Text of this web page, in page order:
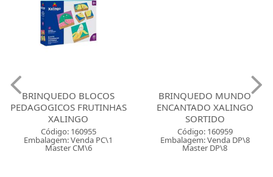
BRINQUEDO BLOCOS
PEDAGOGICOS FRUTINHAS
XALINGO
Código: 160955
Embalagem: Venda PC\1
Master CM\6
BRINQUEDO MUNDO
ENCANTADO XALINGO
SORTIDO
Código: 160959
Embalagem: Venda DP\8
Master DP\8